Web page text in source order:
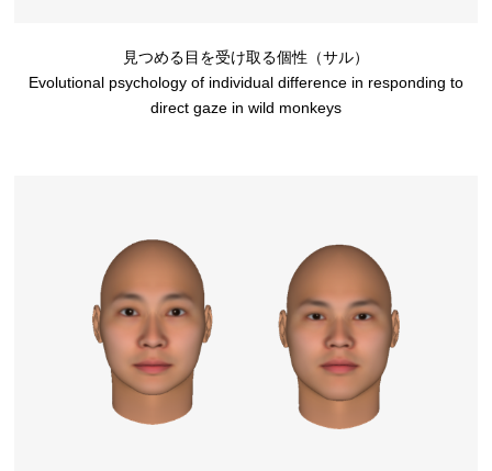
見つめる目を受け取る個性（サル）
Evolutional psychology of individual difference in responding to
direct gaze in wild monkeys